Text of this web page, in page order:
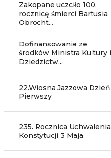
Zakopane uczciło 100.
rocznicę śmierci Bartusia
Obrocht...
Dofinansowanie ze
środków Ministra Kultury i
Dziedzictw...
22.Wiosna Jazzowa Dzień
Pierwszy
235. Rocznica Uchwalenia
Konstytucji 3 Maja